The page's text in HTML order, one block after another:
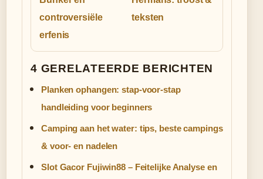
controversiële
erfenis
teksten
4 GERELATEERDE BERICHTEN
Planken ophangen: stap-voor-stap
handleiding voor beginners
Camping aan het water: tips, beste campings
& voor- en nadelen
Slot Gacor Fujiwin88 – Feitelijke Analyse en